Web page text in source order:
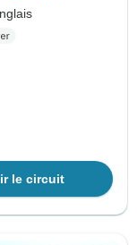
le circuit